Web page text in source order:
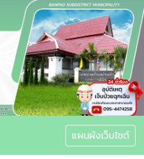
แผนผังเว็บไซต์